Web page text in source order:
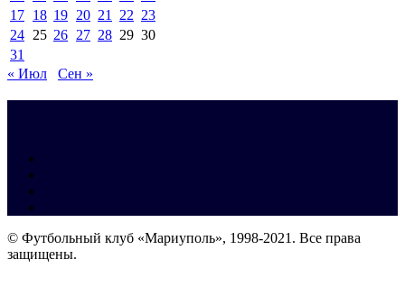
17 18 19 20 21 22 23
24 25 26 27 28 29 30
31
« Июл
Сен »
© Футбольный клуб «Мариуполь», 1998-2021. Все права
защищены.